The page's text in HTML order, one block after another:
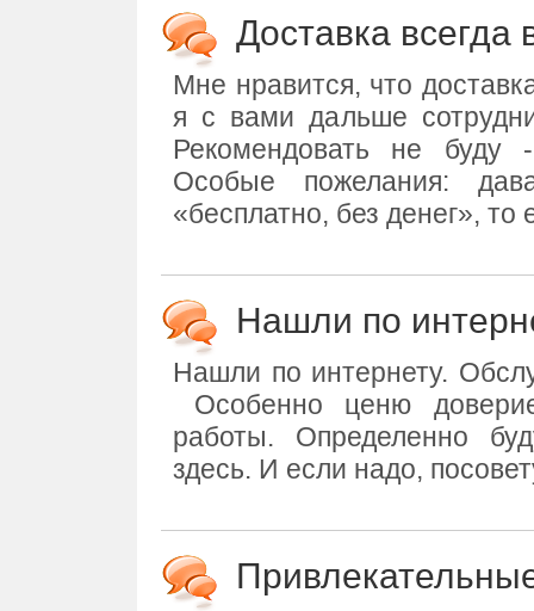
Доставка всегда
Мне нравится, что
я с вами дальше
Рекомендовать не
Особые пожелания:
«бесплатно, без денег», то
Нашли по
Нашли по интернету.
Особенно ценю
работы. Определенно
здесь. И если надо,